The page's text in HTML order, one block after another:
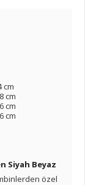
cm
cm
cm
cm
Siyah Beyaz
özel